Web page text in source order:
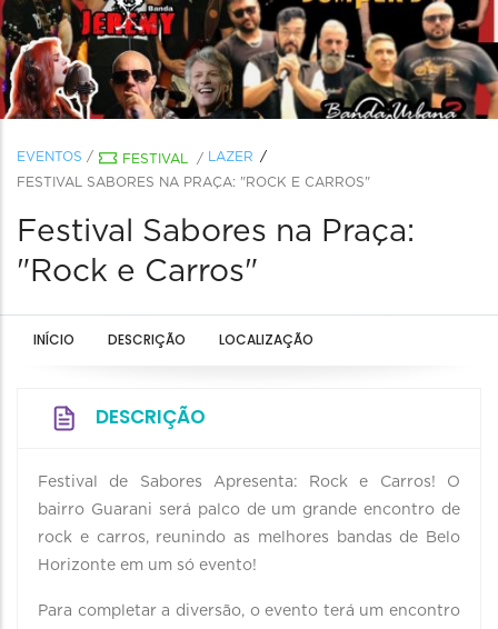
EVENTOS / FESTIVAL /
LAZER
FESTIVAL SABORES NA PRAÇA: "ROCK E CARROS"
Festival Sabores na Praça:
"Rock e Carros"
INÍCIO DESCRIÇÃO LOCALIZAÇÃO
DESCRIÇÃO
Festival de Sabores Apresenta: Rock e Carros! O
bairro Guarani será palco de um grande encontro de
rock e carros, reunindo as melhores bandas de Belo
Horizonte em um só evento!
Para completar a diversão, o evento terá um encontro